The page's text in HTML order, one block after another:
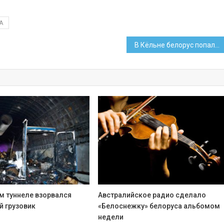
туннеле взорвался
грузовик
Австралийское радио сделало
«Белоснежку» белоруса альбомом
недели